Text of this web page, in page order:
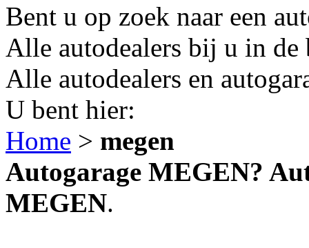
Bent u op zoek naar een
Alle autodealers bij u in
Alle autodealers en
U bent hier:
Home > megen
Autogarage MEGEN?
MEGEN.